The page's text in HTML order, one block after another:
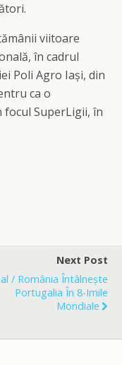
viitoare
în cadrul
Poli Agro Iași, din
ca o
SuperLigii, în
Next Post
/ România Întâlnește
Portugalia În 8-Imile
Mondiale